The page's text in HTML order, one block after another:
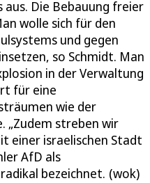
aus. Die Bebauung freier
wolle sich für den
und gegen
so Schmidt. Man
in der Verwaltung
für eine
wie der
streben wir
einer israelischen Stadt
AfD als
bezeichnet. (wok)